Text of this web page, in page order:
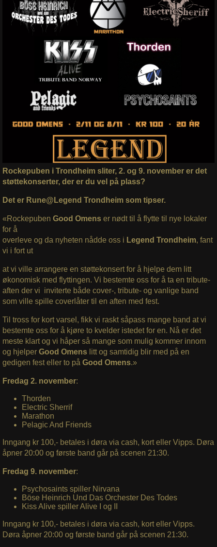
Rockepuben i Trondheim sliter, 2. og 9. november er det
støttekonserter, der er du vel på plass?
Det er Rune@Legend Trondheim som tipser.
«Rockepuben Good Omenser nødt til å flytte til nye lokaler
for å
overleve og da nyheten nådde oss i Legend Trondheim, fant
vi i fort ut
at vi ville arrangere en støttekonsert for å hjelpe dem litt
økonomisk med flyttingen. Vi bestemte oss for å ta en tribute-
aften der vi inviterte både cover-, tribute- og vanlige band
som ville spille coverlåter til en aften med fest.
Til tross for kort varsel, fikk vi raskt såpass mange band at vi
bestemte oss for å kjøre to kvelder istedet for en. Nå er det
meste klart og vi håper så mange som mulig kommer innom
og hjelper Good Omenslitt og samtidig blir med på en
gedigen fest eller to på Good Omens.»
Fredag 2. november:
Thorden
Electric Sherrif
Marathon
Pelagic And Friends
Inngang kr 100,- betales i døra via cash, kort eller Vipps. Døra
åpner 20:00 og første band går på scenen 21:30.
Fredag 9. november:
Psychosaints spiller Nirvana
Böse Heinrich Und Das Orchester Des Todes
Kiss Alive spiller Alive I og II
Inngang kr 100,- betales i døra via cash, kort eller Vipps.
Døra åpner 20:00 og første band går på scenen 21:30.